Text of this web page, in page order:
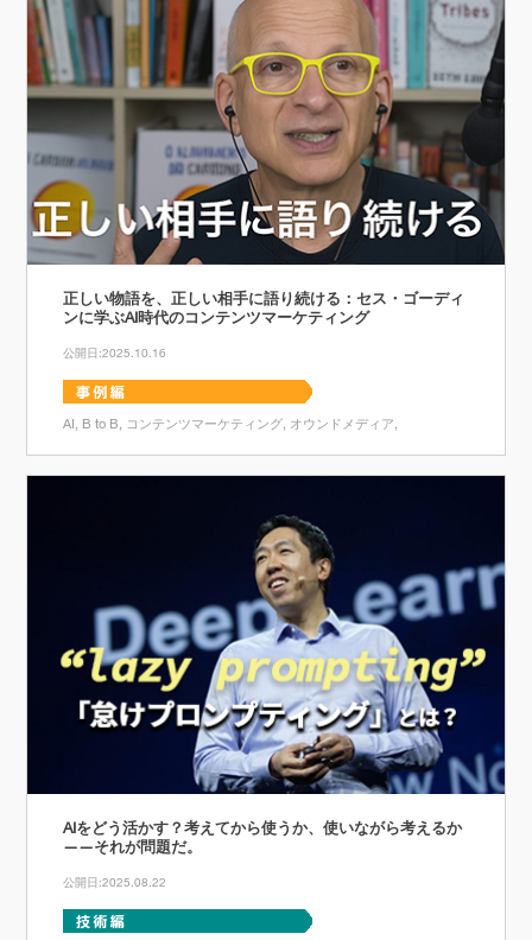
正しい物語を、正しい相手に語り続ける：セス・ゴーディ
ンに学ぶAI時代のコンテンツマーケティング
公開日:2025.10.16
AI B to B コンテンツマーケティング オウンドメディア
AIをどう活かす？考えてから使うか、使いながら考えるか
——それが問題だ。
公開日:2025.08.22